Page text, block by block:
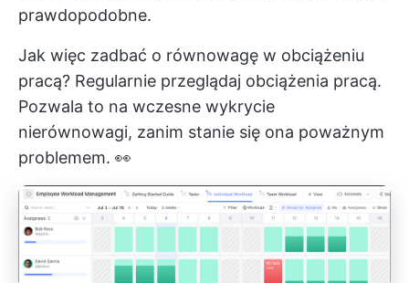
prawdopodobne.
Jak więc zadbać o równowagę w obciążeniu
pracą? Regularnie przeglądaj obciążenia pracą.
Pozwala to na wczesne wykrycie
nierównowagi, zanim stanie się ona poważnym
problemem. 👀